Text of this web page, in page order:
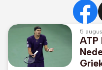
5
ATP